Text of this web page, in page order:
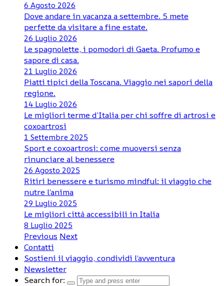
6 Agosto 2026
Dove andare in vacanza a settembre. 5 mete
perfette da visitare a fine estate.
26 Luglio 2026
Le spagnolette, i pomodori di Gaeta. Profumo e
sapore di casa.
21 Luglio 2026
Piatti tipici della Toscana. Viaggio nei sapori della
regione.
14 Luglio 2026
Le migliori terme d’Italia per chi soffre di artrosi e
coxoartrosi
1 Settembre 2025
Sport e coxoartrosi: come muoversi senza
rinunciare al benessere
26 Agosto 2025
Ritiri benessere e turismo mindful: il viaggio che
nutre l’anima
29 Luglio 2025
Le migliori città accessibili in Italia
8 Luglio 2025
Previous Next
Contatti
Sostieni il viaggio, condividi l’avventura
Newsletter
Search for: